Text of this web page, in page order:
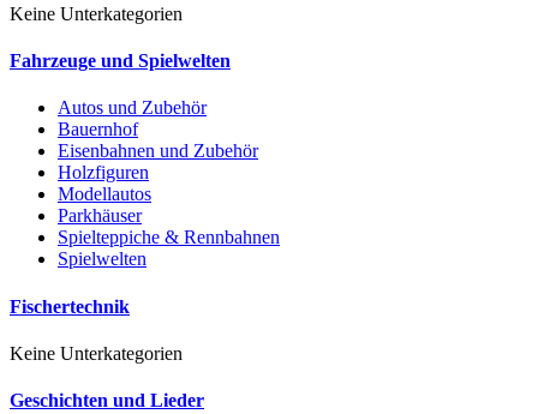
Keine Unterkategorien
Fahrzeuge und Spielwelten
Autos und Zubehör
Bauernhof
Eisenbahnen und Zubehör
Holzfiguren
Modellautos
Parkhäuser
Spielteppiche & Rennbahnen
Spielwelten
Fischertechnik
Keine Unterkategorien
Geschichten und Lieder